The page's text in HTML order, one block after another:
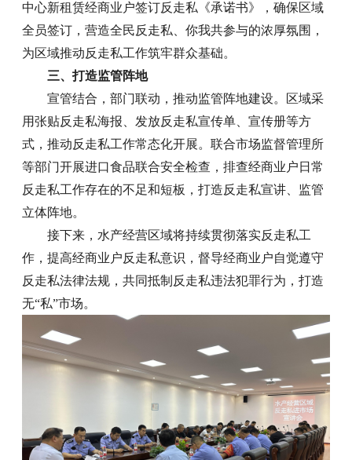
中心新租赁经商业户签订反走私《承诺书》，确保区域
全员签订，营造全民反走私、你我共参与的浓厚氛围，
为区域推动反走私工作筑牢群众基础。
三、打造监管阵地
宣管结合，部门联动，推动监管阵地建设。区域采
用张贴反走私海报、发放反走私宣传单、宣传册等方
式，推动反走私工作常态化开展。联合市场监督管理所
等部门开展进口食品联合安全检查，排查经商业户日常
反走私工作存在的不足和短板，打造反走私宣讲、监管
立体阵地。
接下来，水产经营区域将持续贯彻落实反走私工
作，提高经商业户反走私意识，督导经商业户自觉遵守
反走私法律法规，共同抵制反走私违法犯罪行为，打造
无“私”市场。